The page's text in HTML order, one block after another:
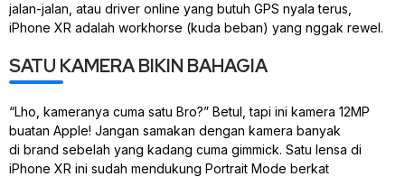
jalan-jalan, atau driver online yang butuh GPS nyala terus,
iPhone XR adalah workhorse (kuda beban) yang nggak rewel.
SATU KAMERA BIKIN BAHAGIA
“Lho, kameranya cuma satu Bro?” Betul, tapi ini kamera 12MP
buatan Apple! Jangan samakan dengan kamera banyak
di brand sebelah yang kadang cuma gimmick. Satu lensa di
iPhone XR ini sudah mendukung Portrait Mode berkat